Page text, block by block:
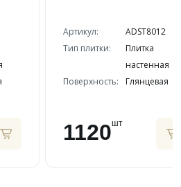
Артикул:
ADST8012
Тип плитки:
Плитка
настенная
Поверхность:
Глянцевая
1120шт